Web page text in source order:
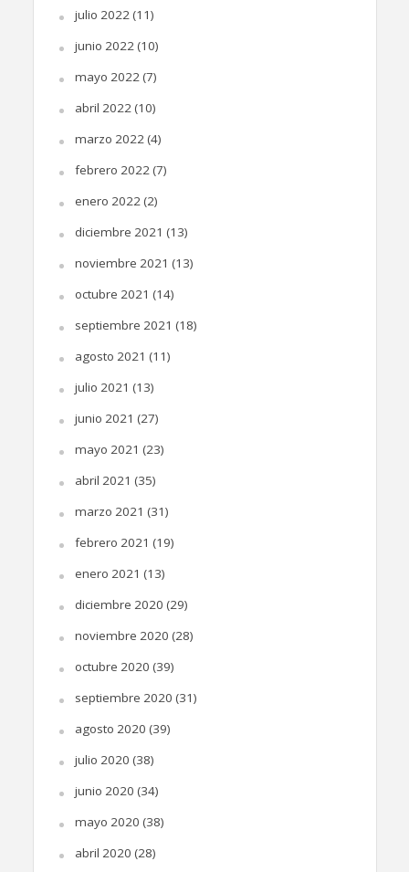
julio 2022(11)
junio 2022(10)
mayo 2022(7)
abril 2022(10)
marzo 2022(4)
febrero 2022(7)
enero 2022(2)
diciembre 2021 (13)
noviembre 2021 (13)
octubre 2021 (14)
septiembre 2021 (18)
agosto 2021 (11)
julio 2021 (13)
junio 2021 (27)
mayo 2021 (23)
abril 2021 (35)
marzo 2021 (31)
febrero 2021 (19)
enero 2021 (13)
diciembre 2020 (29)
noviembre 2020 (28)
octubre 2020 (39)
septiembre 2020 (31)
agosto 2020 (39)
julio 2020 (38)
junio 2020 (34)
mayo 2020 (38)
abril 2020 (28)